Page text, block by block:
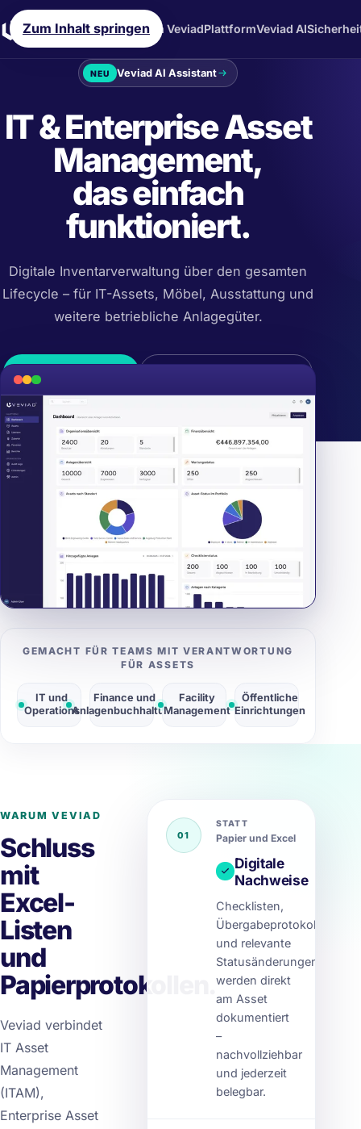
Zum Inhalt springenWarum VeviadPlattformVeviad AI
NEU Veviad AI Assistant
IT & Enterprise Asset
Management,
das einfach
funktioniert.
Digitale Inventarverwaltung über den gesamten
Lifecycle – für IT-Assets, Möbel, Ausstattung und
weitere betriebliche Anlagegüter.
Demo anfragen
Keine Kreditkarte nötig
Testumgebung in Europa
Testphase endet automatisch
GEMACHT FÜR TEAMS MIT VERANTWORTUNG
FÜR ASSETS
IT und
Operations
Finance und
Anlagenbuchhaltung
Facility
Management
Öffentliche
Einrichtungen
WARUM VEVIAD
Schluss
mit
Excel-
Listen
und
Papierprotokollen.
Veviad verbindet
IT Asset
Management
(ITAM),
Enterprise Asset
01
STATT
Papier und Excel
Digitale
Nachweise
Checklisten,
Übergabeprotokolle
und relevante
Statusänderungen
werden direkt
am Asset
dokumentiert
–
nachvollziehbar
und jederzeit
belegbar.